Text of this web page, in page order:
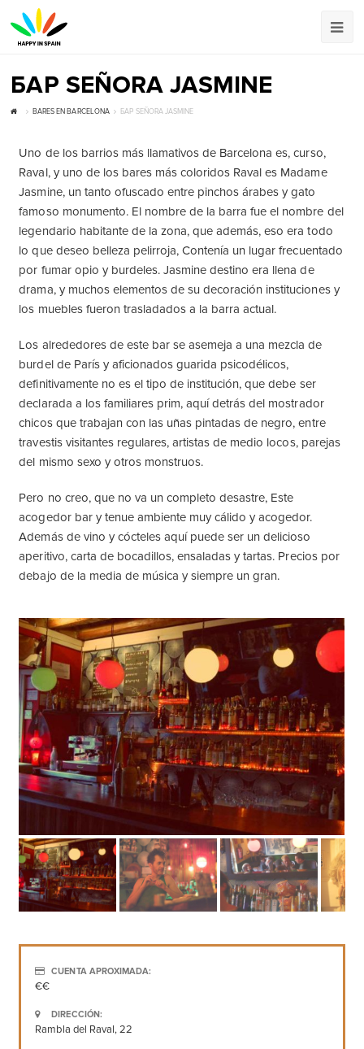
БАР SEÑORA JASMINE
BARES EN BARCELONA БАР SEÑORA JASMINE
Uno de los barrios más llamativos de Barcelona es, curso,
Raval, y uno de los bares más coloridos Raval es Madame
Jasmine, un tanto ofuscado entre pinchos árabes y gato
famoso monumento. El nombre de la barra fue el nombre del
legendario habitante de la zona, que además, eso era todo
lo que deseo belleza pelirroja, Contenía un lugar frecuentado
por fumar opio y burdeles. Jasmine destino era llena de
drama, y muchos elementos de su decoración instituciones y
los muebles fueron trasladados a la barra actual.
Los alrededores de este bar se asemeja a una mezcla de
burdel de París y aficionados guarida psicodélicos,
definitivamente no es el tipo de institución, que debe ser
declarada a los familiares prim, aquí detrás del mostrador
chicos que trabajan con las uñas pintadas de negro, entre
travestis visitantes regulares, artistas de medio locos, parejas
del mismo sexo y otros monstruos.
Pero no creo, que no va un completo desastre, Este
acogedor bar y tenue ambiente muy cálido y acogedor.
Además de vino y cócteles aquí puede ser un delicioso
aperitivo, carta de bocadillos, ensaladas y tartas. Precios por
debajo de la media de música y siempre un gran.
CUENTA APROXIMADA:
€€
DIRECCIÓN:
Rambla del Raval, 22